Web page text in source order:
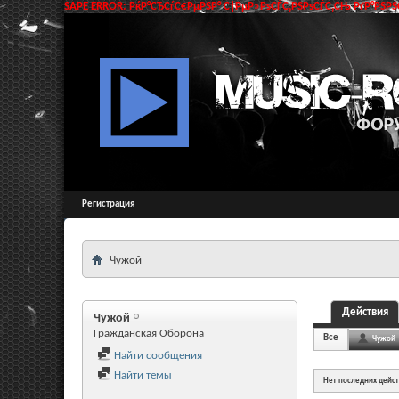
SAPE ERROR: РќР°СЂСѓС€РµРЅР° С†РµР»РѕСЃС‚РЅРѕСЃС‚СЊ
Регистрация
Чужой
Чужой
Гражданская Оборона
Найти сообщения
Найти темы
Действия
Все Чужой
Нет последних